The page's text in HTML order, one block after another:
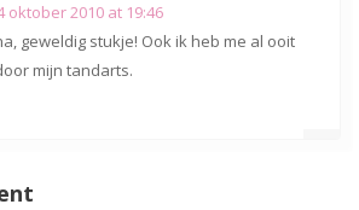
oktober 2010 at 19:46
geweldig stukje! Ook ik heb me al ooit
mijn tandarts.